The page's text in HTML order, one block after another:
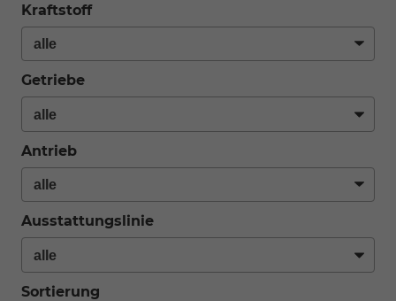
Kraftstoff
Getriebe
Antrieb
Ausstattungslinie
Sortierung